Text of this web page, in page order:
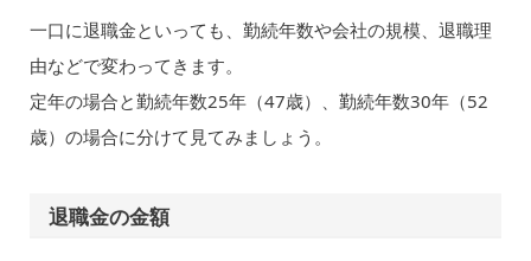
一口に退職金といっても、勤続年数や会社の規模、退職理
由などで変わってきます。
定年の場合と勤続年数25年（47歳）、勤続年数30年（52
歳）の場合に分けて見てみましょう。
退職金の金額